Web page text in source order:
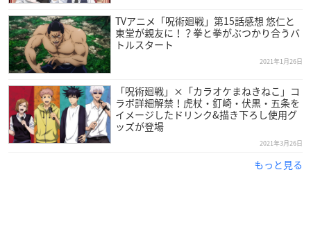
TVアニメ「呪術廻戦」第15話感想 悠仁と
東堂が親友に！？拳と拳がぶつかり合うバ
トルスタート
2021年1月26日
「呪術廻戦」×「カラオケまねきねこ」コ
ラボ詳細解禁！虎杖・釘崎・伏黒・五条を
イメージしたドリンク&描き下ろし使用グ
ッズが登場
2021年3月26日
もっと見る